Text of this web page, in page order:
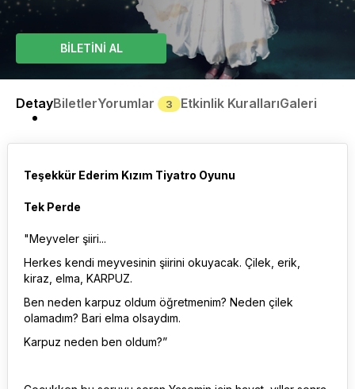
BİLETİNİ AL
DetayBiletlerYorumlar 3 Etkinlik KurallarıGaleri
Teşekkür Ederim Kızım Tiyatro Oyunu
Tek Perde
"Meyveler şiiri...
Herkes kendi meyvesinin şiirini okuyacak. Çilek, erik,
kiraz, elma, KARPUZ.
Ben neden karpuz oldum öğretmenim? Neden çilek
olamadım? Bari elma olsaydım.
Karpuz neden ben oldum?”